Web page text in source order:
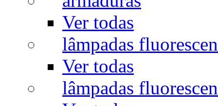
Ver todas
lâmpadas
Ver todas
lâmpadas